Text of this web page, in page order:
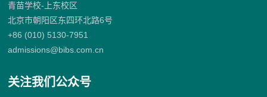
青苗学校-上东校区
北京市朝阳区东四环北路6号
+86 (010) 5130-7951
admissions@bibs.com.cn
关注我们公众号